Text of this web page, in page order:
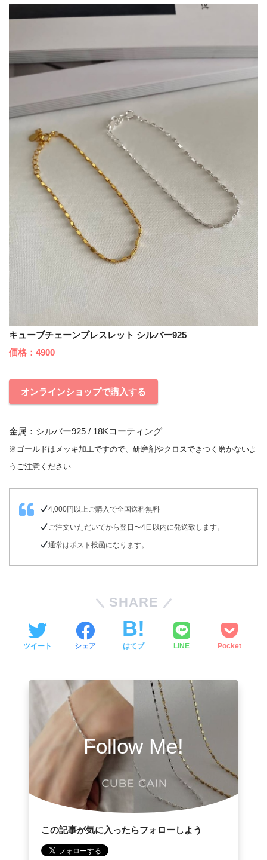
キューブチェーンブレスレット シルバー925
価格：4900
オンラインショップで購入する
金属：シルバー925 / 18Kコーティング
※ゴールドはメッキ加工ですので、研磨剤やクロスできつく磨かないよ
うご注意ください
4,000円以上ご購入で全国送料無料
ご注文いただいてから翌日〜4日以内に発送致します。
通常はポスト投函になります。
SHARE
ツイート シェア はてブ LINE Pocket
Follow Me!
この記事が気に入ったらフォローしよう